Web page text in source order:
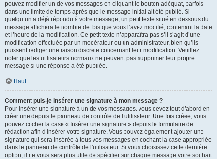
pouvez modifier un de vos messages en cliquant le bouton adéquat, parfois
dans une limite de temps après que le message initial ait été publié. Si
quelqu’un a déjà répondu à votre message, un petit texte situé en dessous du
message affichera le nombre de fois que vous l’avez modifié, contenant la date
et l’heure de la modification. Ce petit texte n’apparaîtra pas s’il s’agit d’une
modification effectuée par un modérateur ou un administrateur, bien qu’ils
puissent rédiger une raison discrète concernant leur modification. Veuillez
noter que les utilisateurs normaux ne peuvent pas supprimer leur propre
message si une réponse a été publiée.
Haut
Comment puis-je insérer une signature à mon message ?
Pour insérer une signature à un de vos messages, vous devez tout d’abord en
créer une depuis le panneau de contrôle de l’utilisateur. Une fois créée, vous
pouvez cocher la case « Insérer une signature » depuis le formulaire de
rédaction afin d’insérer votre signature. Vous pouvez également ajouter une
signature qui sera insérée à tous vos messages en cochant la case appropriée
dans le panneau de contrôle de l’utilisateur. Si vous choisissez cette dernière
option, il ne vous sera plus utile de spécifier sur chaque message votre souhait